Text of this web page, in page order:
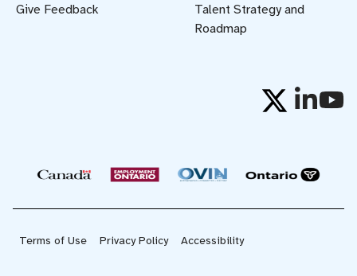
Give Feedback
Talent Strategy and
Roadmap
Terms of Use Privacy Policy Accessibility